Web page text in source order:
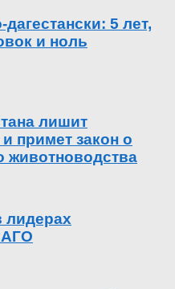
5 лет,
и ноль
лишит
примет закон о
животноводства
лидерах